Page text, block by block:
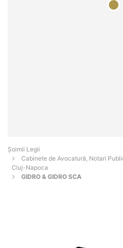
Șoimii Legii
Cabinete de Avocatură, Notari
Cluj-Napoca
GIDRO & GIDRO SCA